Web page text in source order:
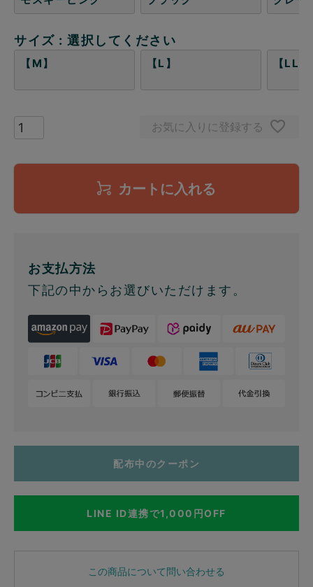
サイズ 選択してください
【M】 【L】 【LL】
お気に入りに登録する
カートに入れる
お支払方法
下記の中からお選びいただけます。
配布中のクーポン
LINE ID連携で1,000円OFF
この商品について問い合わせる